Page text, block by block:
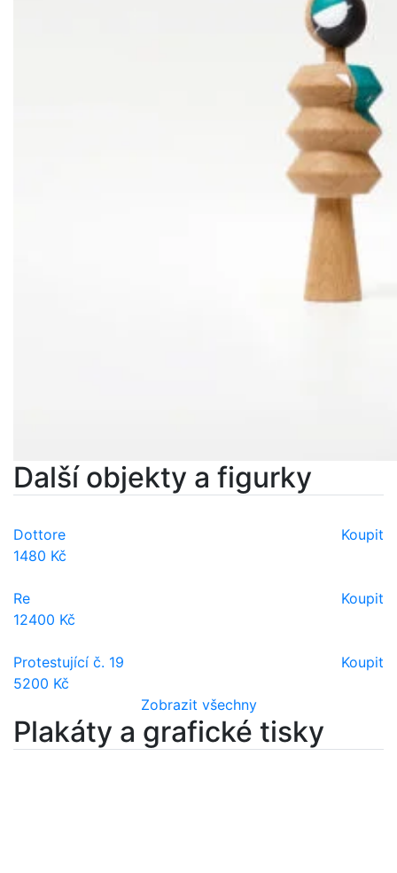
Další objekty a figurky
Dottore
1480 Kč
Koupit
Re
12400 Kč
Koupit
Protestující č. 19
5200 Kč
Koupit
Zobrazit všechny
Plakáty a grafické tisky